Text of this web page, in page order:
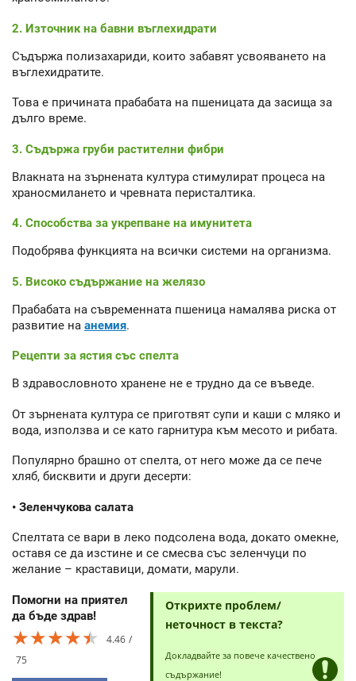
2. Източник на бавни въглехидрати
Съдържа полизахариди, които забавят усвояването на
въглехидратите.
Това е причината прабабата на пшеницата да засища за
дълго време.
3. Съдържа груби растителни фибри
Влакната на зърнената култура стимулират процеса на
храносмилането и чревната перисталтика.
4. Способства за укрепване на имунитета
Подобрява функцията на всички системи на организма.
5. Високо съдържание на желязо
Прабабата на съвременната пшеница намалява риска от
развитие на анемия.
Рецепти за ястия със спелта
В здравословното хранене не е трудно да се въведе.
От зърнената култура се приготвят супи и каши с мляко и
вода, използва и се като гарнитура към месото и рибата.
Популярно брашно от спелта, от него може да се пече
хляб, бисквити и други десерти:
• Зеленчукова салата
Спелтата се вари в леко подсолена вода, докато омекне,
оставя се да изстине и се смесва със зеленчуци по
желание – краставици, домати, марули.
Помогни на приятел
да бъде здрав!
★★★★★
★★★★★
★★★★★
4.46
75
Открихте проблем/
неточност в текста?
Докладвайте за повече качествено
съдържание!